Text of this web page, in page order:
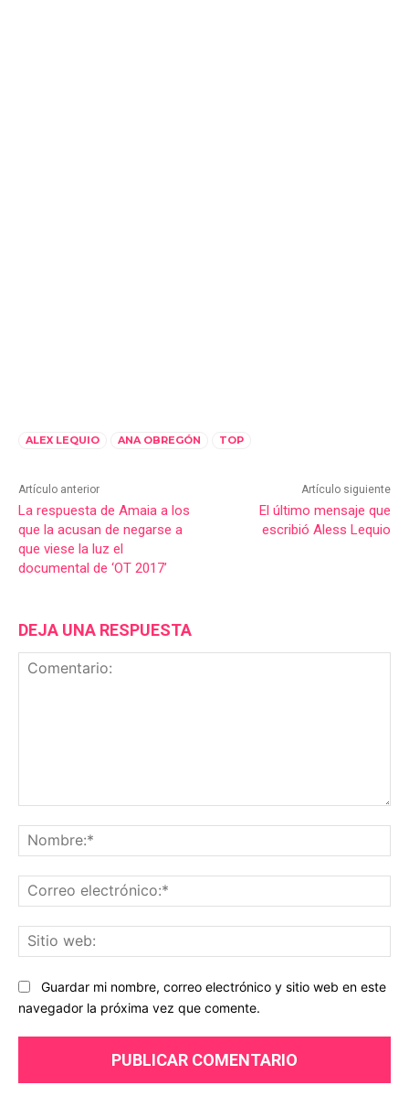
ALEX LEQUIO ANA OBREGÓN TOP
Artículo anterior
La respuesta de Amaia a los
que la acusan de negarse a
que viese la luz el
documental de ‘OT 2017’
Artículo siguiente
El último mensaje que
escribió Aless Lequio
DEJA UNA RESPUESTA
Guardar mi nombre, correo electrónico y sitio web en este
navegador la próxima vez que comente.